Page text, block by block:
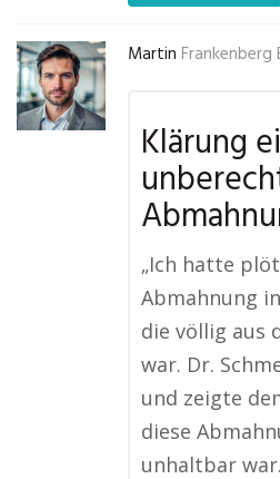
Martin Frankenberg
Klärung
„Ich hatte
Abmahnung
die völlig aus
war. Dr.
und zeigte
diese
unhaltbar